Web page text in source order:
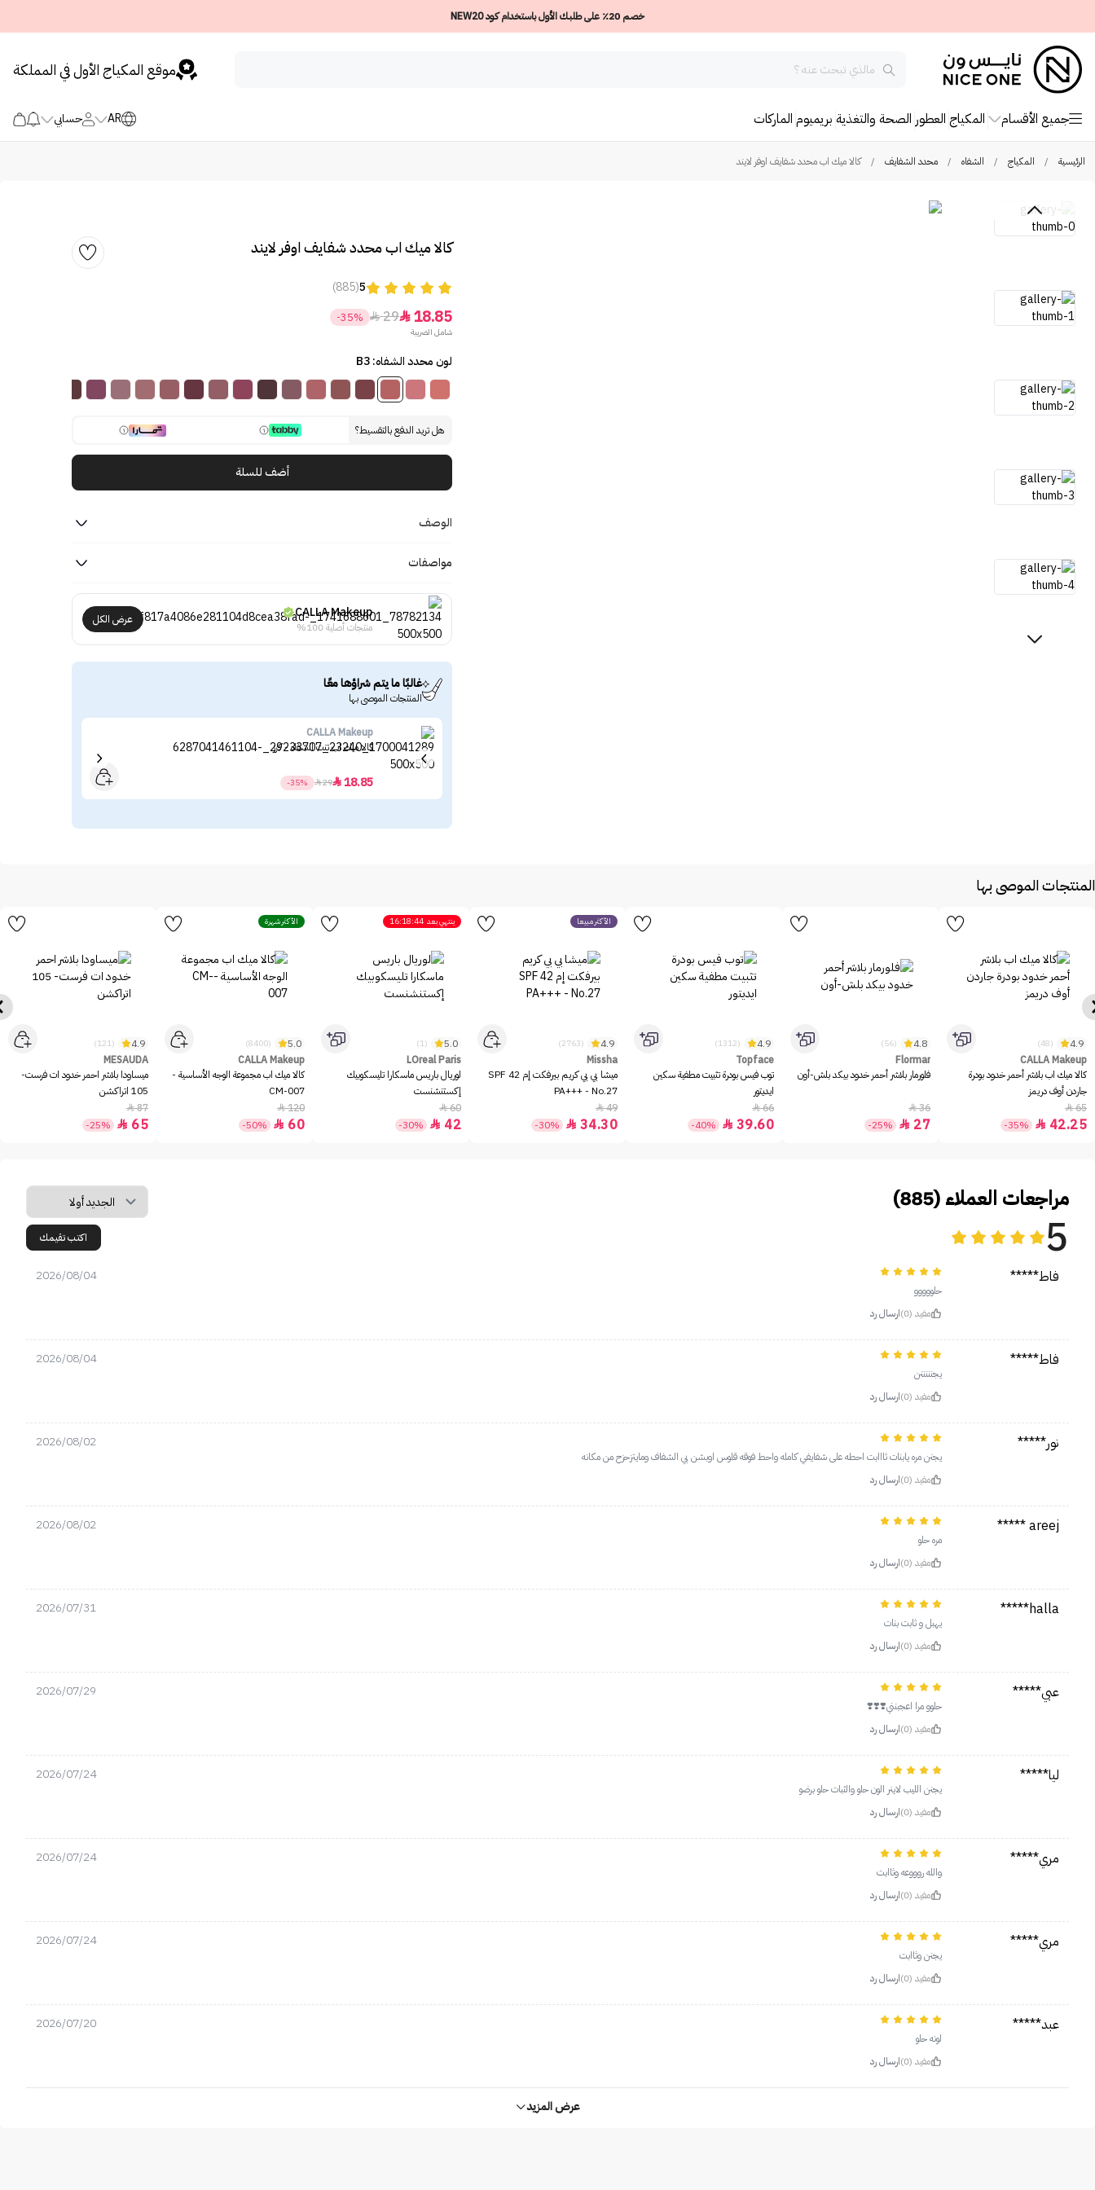
خصم 20٪ على طلبك الأول باستخدام كود NEW20
موقع المكياج الأول في المملكة
جميع الأقسام المكياج العطور الصحة والتغذية بريميوم الماركات AR حسابي
الرئيسية / المكياج / الشفاه / محدد الشفايف / كالا ميك اب محدد شفايف اوفر لايند
كالا ميك اب محدد شفايف اوفر لايند
5
(885)
18.85

29

-35%
شامل الضريبة
لون محدد الشفاه: B3
هل تريد الدفع بالتقسيط؟
أضف للسلة
الوصف
مواصفات
CALLA Makeup
منتجات أصلية 100%
عرض الكل
غالبًا ما يتم شراؤها معًا
المنتجات الموصى بها
CALLA Makeup
كالا ميك اب تنت الشفاه - كرز
18.85

29

-35%
المنتجات الموصى بها
4.9
(48)
CALLA Makeup
كالا ميك اب بلاشر أحمر خدود بودرة
جاردن أوف دريمز
65

42.25

-35%
4.8
(56)
Flormar
فلورمار بلاشر أحمر خدود بيكد بلش-أون
36

27

-25%
4.9
(1312)
Topface
توب فيس بودرة تثبيت مطفية سكين
ايديتور
66

39.60

-40%
الأكثر مبيعاً
4.9
(2763)
Missha
ميشا بي بي كريم بيرفكت إم SPF 42
PA+++ - No.27
49

34.30

-30%
ينتهي بعد 16:18:44
5.0
(1)
LOreal Paris
لوريال باريس ماسكارا تليسكوبيك
إكستنشنست
60

42

-30%
الأكثر شهرة
5.0
(8400)
CALLA Makeup
كالا ميك اب مجموعة الوجه الأساسية -
CM-007
120

60

-50%
4.9
(121)
MESAUDA
ميساودا بلاشر احمر خدود ات فرست-
105 اتراكشن
87

65

-25%
مراجعات العملاء (885)
5 اكتب تقيمك
فاط***** 2026/08/04
حلووووو
مفيد (0)
ارسال رد
فاط***** 2026/08/04
يجنننننن
مفيد (0)
ارسال رد
نور***** 2026/08/02
يجنن مره يابنات ثااابت احطه على شفايفي كامله واحط فوقه قلوس اوبشن بي الشفاف ومايتزحزح من مكانه
مفيد (0)
ارسال رد
areej *****
2026/08/02
مره حلو
مفيد (0)
ارسال رد
halla*****
2026/07/31
يهبل و ثابت بنات
مفيد (0)
ارسال رد
عبي***** 2026/07/29
حلوو مرا اعجبنني❣️❣️❣️
مفيد (0)
ارسال رد
ليا***** 2026/07/24
يجنن الليب لاينر الون حلو والثبات حلو برضو
مفيد (0)
ارسال رد
مري***** 2026/07/24
والله روووعه وثاابت
مفيد (0)
ارسال رد
مري***** 2026/07/24
يجنن وثاابت
مفيد (0)
ارسال رد
عبد***** 2026/07/20
لونه حلو
مفيد (0)
ارسال رد
عرض المزيد